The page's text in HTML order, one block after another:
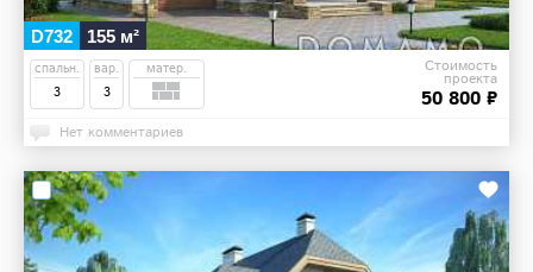
D732 155 м²
спальн.
3
вар.
3
матер. Стоимость
проекта
50 800 ₽
Нет комментариев